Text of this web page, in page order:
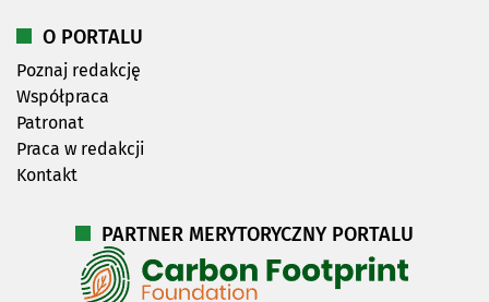
O PORTALU
Poznaj redakcję
Współpraca
Patronat
Praca w redakcji
Kontakt
PARTNER MERYTORYCZNY PORTALU